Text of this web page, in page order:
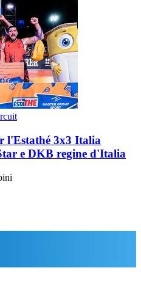
l'Estathé 3x3 Italia
e DKB regine d'Italia